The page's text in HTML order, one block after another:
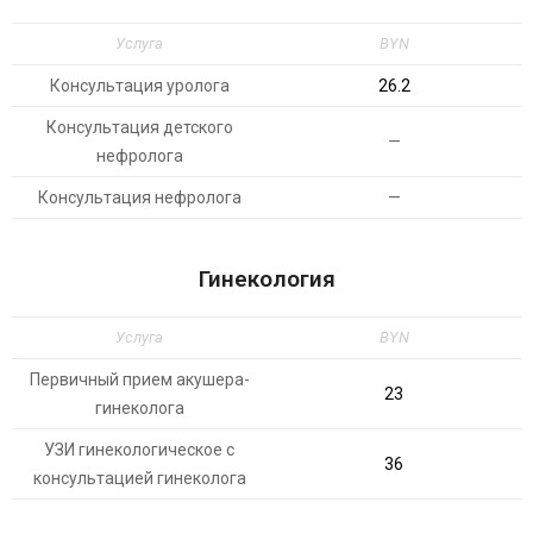
Услуга BYN
Консультация уролога 26.2
Консультация детского
нефролога
—
Консультация нефролога —
Гинекология
Услуга BYN
Первичный прием акушера-
гинеколога
23
УЗИ гинекологическое с
консультацией гинеколога
36